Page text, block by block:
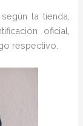
la tienda,
oficial,
respectivo.